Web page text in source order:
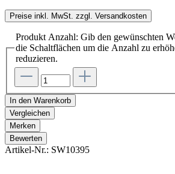
Preise inkl. MwSt. zzgl. Versandkosten
Produkt Anzahl: Gib den gewünschten
die Schaltflächen um die Anzahl zu
reduzieren.
In den Warenkorb
Vergleichen
Merken
Bewerten
Artikel-Nr.: SW10395